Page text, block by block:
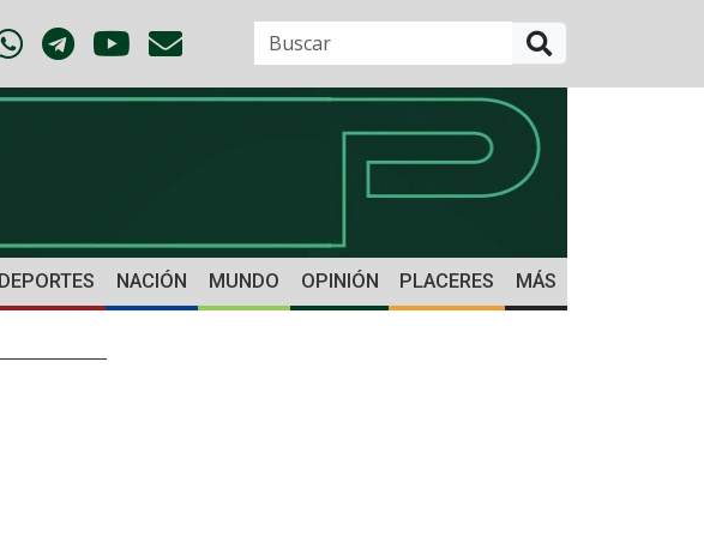
DEPORTES NACIÓN MUNDO OPINIÓN PLACERES MÁS